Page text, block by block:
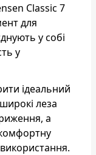
Classic 7
для
у собі
у
ідеальний
леза
а